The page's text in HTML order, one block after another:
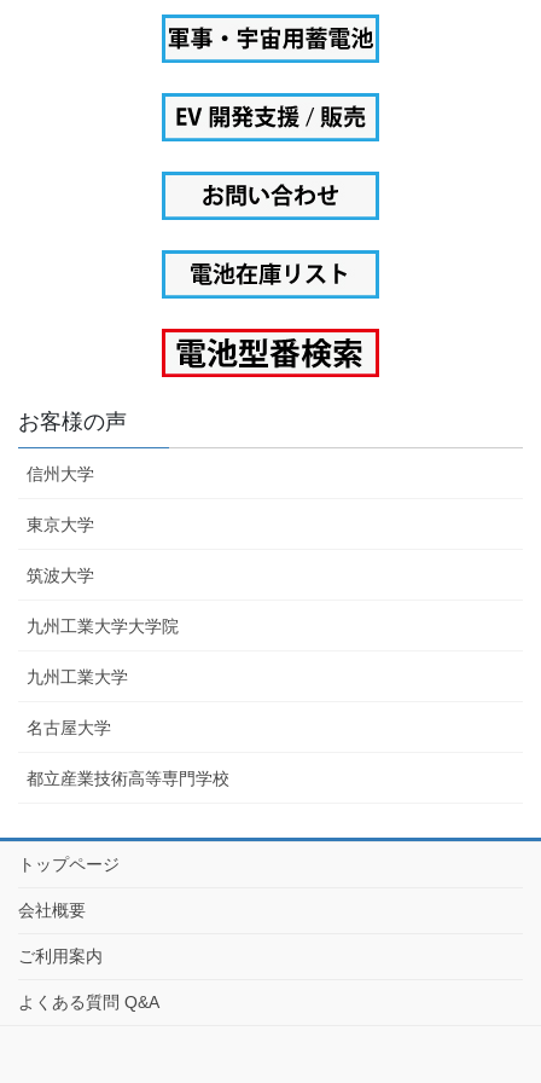
お客様の声
信州大学
東京大学
筑波大学
九州工業大学大学院
九州工業大学
名古屋大学
都立産業技術高等専門学校
トップページ
会社概要
ご利用案内
よくある質問 Q&A